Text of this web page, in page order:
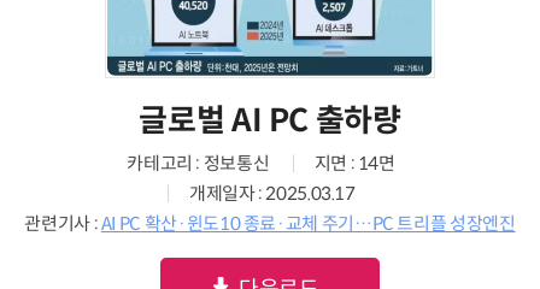
글로벌 AI PC 출하량
카테고리 : 정보통신
지면 : 14면
개제일자 : 2025.03.17
관련기사 :AI PC 확산·윈도10 종료·교체 주기…PC 트리플 성장엔진